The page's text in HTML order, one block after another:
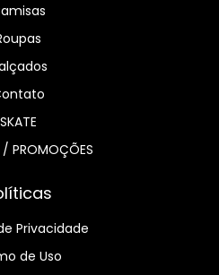
SKATE
PROMOÇÕES
Privacidade
de Uso